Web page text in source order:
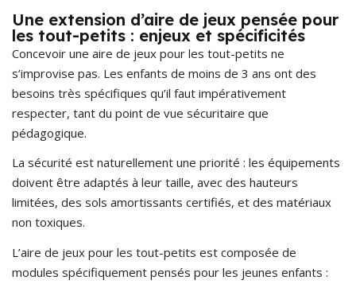
Une extension d’aire de jeux pensée pour
les tout-petits : enjeux et spécificités
Concevoir une aire de jeux pour les tout-petits ne
s’improvise pas. Les enfants de moins de 3 ans ont des
besoins très spécifiques qu’il faut impérativement
respecter, tant du point de vue sécuritaire que
pédagogique.
La sécurité est naturellement une priorité : les équipements
doivent être adaptés à leur taille, avec des hauteurs
limitées, des sols amortissants certifiés, et des matériaux
non toxiques.
L’aire de jeux pour les tout-petits est composée de
modules spécifiquement pensés pour les jeunes enfants :